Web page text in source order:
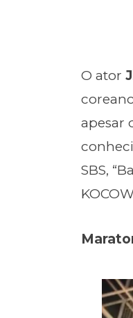
O ator
apesar
SBS,